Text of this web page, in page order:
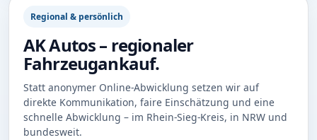
Regional & persönlich
AK Autos – regionaler
Fahrzeugankauf.
Statt anonymer Online-Abwicklung setzen wir auf
direkte Kommunikation, faire Einschätzung und eine
schnelle Abwicklung – im Rhein-Sieg-Kreis, in NRW und
bundesweit.